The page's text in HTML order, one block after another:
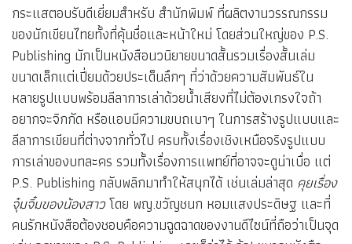
กระแสตอบรับดีเยี่ยมสำหรับ สำนักพิมพ์ ที่ผลิตงานวรรณกรรม
ของนักเขียนไทยทั้งที่คุ้นชื่อและหน้าใหม่ โดยส่วนใหญ่ของ P.S.
Publishing มักเป็นหนังสือนวนิยายขนาดสั้นรวมเรื่องสั้นเล่ม
ขนาดเล็กแต่เปี่ยมด้วยประเด็นลึกๆ ที่ว่าด้วยความสัมพันธ์ใน
หลายรูปแบบพร้อมลีลาการเล่าด้วยน้ำเสียงที่ไม่ต้องเกรงใจถ้า
อยากจะจิกกัด หรือแอบมีความขบถเบาๆ ในการสร้างรูปแบบและ
ลีลาการเขียนที่ต่างจากทั่วไป ครบทั้งเรื่องเชิงเหนือจริงรูปแบบ
การเล่าของบทละคร รวมทั้งเรื่องการแพทย์ที่อาจจะดูน่าเบื่อ แต่
P.S. Publishing กลับพลิกมาทำให้สนุกได้ เช่นเล่มล่าสุด คุยเรื่อง
จุ๋มจิ๋มของน้องสาวโดย พญ.ขวัญชนก หอมแสงประดิษฐ และที่
คนรักหนังสือต้องชอบคือความฉูดฉาดของงานดีไซน์ที่ถือว่าเป็นจุด